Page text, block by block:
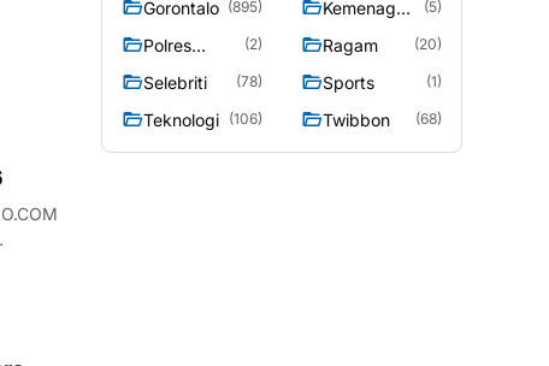
Gorontalo (895)
Kemenag
(5)
Polres
(2) Ragam (20)
Selebriti (78) Sports (1)
Teknologi (106) Twibbon (68)